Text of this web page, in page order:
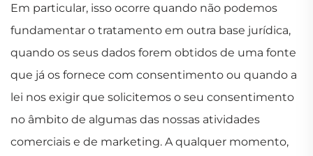
Em particular, isso ocorre quando não podemos
fundamentar o tratamento em outra base jurídica,
quando os seus dados forem obtidos de uma fonte
que já os fornece com consentimento ou quando a
lei nos exigir que solicitemos o seu consentimento
no âmbito de algumas das nossas atividades
comerciais e de marketing. A qualquer momento,